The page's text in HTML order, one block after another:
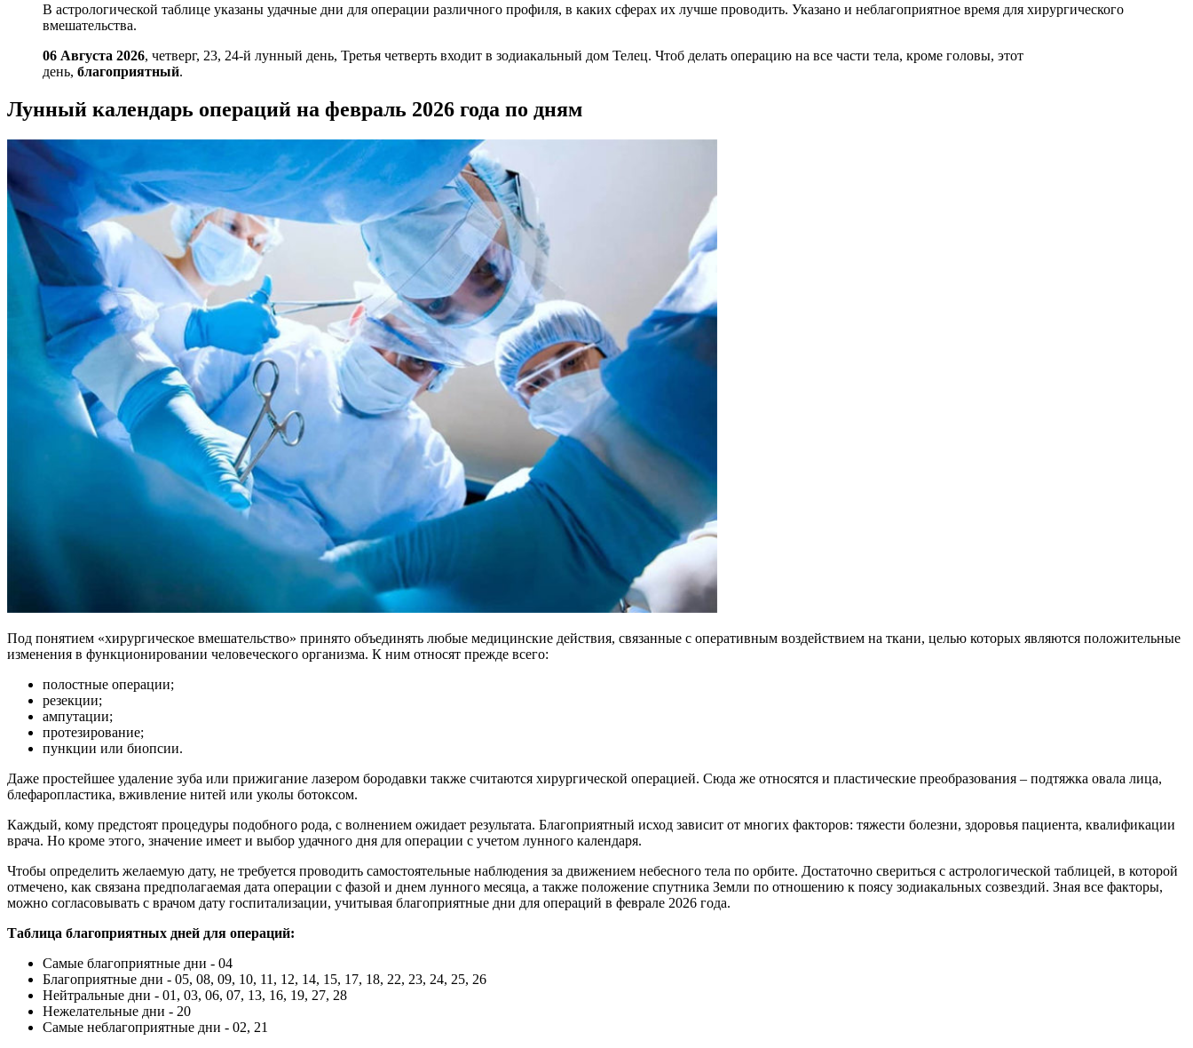
В астрологической таблице указаны удачные дни для операции различного профиля, в каких сферах их лучше проводить. Указано и неблагоприятное время для хирургического
вмешательства.
06 Августа 2026, четверг, 23, 24-й лунный день, Третья четверть входит в зодиакальный дом Телец. Чтоб делать операцию на все части тела, кроме головы, этот
день, благоприятный.
Лунный календарь операций на февраль 2026 года по дням
Под понятием «хирургическое вмешательство» принято объединять любые медицинские действия, связанные с оперативным воздействием на ткани, целью которых являются положительные
изменения в функционировании человеческого организма. К ним относят прежде всего:
полостные операции;
резекции;
ампутации;
протезирование;
пункции или биопсии.
Даже простейшее удаление зуба или прижигание лазером бородавки также считаются хирургической операцией. Сюда же относятся и пластические преобразования – подтяжка овала лица,
блефаропластика, вживление нитей или уколы ботоксом.
Каждый, кому предстоят процедуры подобного рода, с волнением ожидает результата. Благоприятный исход зависит от многих факторов: тяжести болезни, здоровья пациента, квалификации
врача. Но кроме этого, значение имеет и выбор удачного дня для операции с учетом лунного календаря.
Чтобы определить желаемую дату, не требуется проводить самостоятельные наблюдения за движением небесного тела по орбите. Достаточно свериться с астрологической таблицей, в которой
отмечено, как связана предполагаемая дата операции с фазой и днем лунного месяца, а также положение спутника Земли по отношению к поясу зодиакальных созвездий. Зная все факторы,
можно согласовывать с врачом дату госпитализации, учитывая благоприятные дни для операций в феврале 2026 года.
Таблица благоприятных дней для операций:
Самые благоприятные дни - 04
Благоприятные дни - 05, 08, 09, 10, 11, 12, 14, 15, 17, 18, 22, 23, 24, 25, 26
Нейтральные дни - 01, 03, 06, 07, 13, 16, 19, 27, 28
Нежелательные дни - 20
Самые неблагоприятные дни - 02, 21